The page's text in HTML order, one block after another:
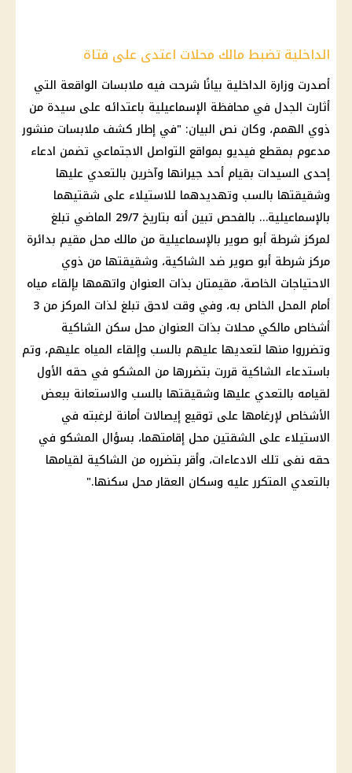
الداخلية تضبط مالك محلات اعتدى على فتاة
أصدرت وزارة الداخلية بيانًا شرحت فيه ملابسات الواقعة التي
أثارت الجدل في محافظة الإسماعيلية باعتدائه على سيدة من
ذوي الهمم، وكان نص البيان: "في إطار كشف ملابسات منشور
مدعوم بمقطع فيديو بمواقع التواصل الاجتماعي تضمن ادعاء
إحدى السيدات بقيام أحد جيرانها وآخرين بالتعدي عليها
وشقيقتها بالسب وتهديدهما للاستيلاء على شقتيهما
بالإسماعيلية… بالفحص تبين أنه بتاريخ 29/7 الماضي تبلغ
لمركز شرطة أبو صوير بالإسماعيلية من مالك محل مقيم بدائرة
مركز شرطة أبو صوير ضد الشاكية، وشقيقتها من ذوي
الاحتياجات الخاصة، مقيمتان بذات العنوان واتهمها بإلقاء مياه
أمام المحل الخاص به، وفي وقت لاحق تبلغ لذات المركز من 3
أشخاص مالكي محلات بذات العنوان محل سكن الشاكية
وتضرروا منها لتعديها عليهم بالسب وإلقاء المياه عليهم، وتم
باستدعاء الشاكية قررت بتضررها من المشكو في حقه الأول
لقيامه بالتعدي عليها وشقيقتها بالسب والاستعانة ببعض
الأشخاص لإرغامها على توقيع إيصالات أمانة لرغبته في
الاستيلاء على الشقتين محل إقامتهما، بسؤال المشكو في
حقه نفى تلك الادعاءات، وأقر بتضرره من الشاكية لقيامها
بالتعدي المتكرر عليه وسكان العقار محل سكنها."